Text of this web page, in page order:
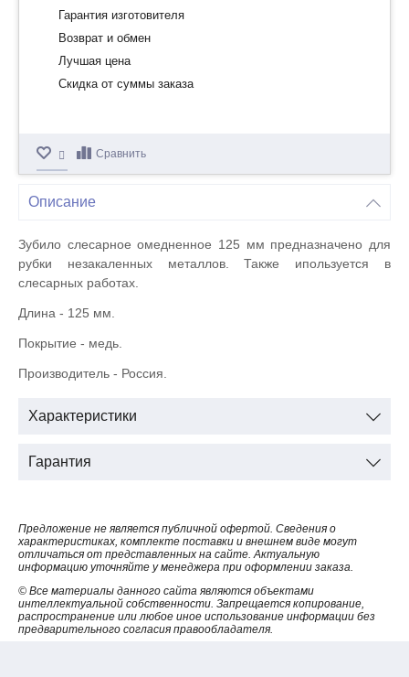
Гарантия изготовителя
Возврат и обмен
Лучшая цена
Скидка от суммы заказа
Сравнить
Описание
Зубило слесарное омедненное 125 мм предназначено для
рубки незакаленных металлов. Также ипользуется в
слесарных работах.
Длина - 125 мм.
Покрытие - медь.
Производитель - Россия.
Характеристики
Гарантия
Предложение не является публичной офертой. Сведения о
характеристиках, комплекте поставки и внешнем виде могут
отличаться от представленных на сайте. Актуальную
информацию уточняйте у менеджера при оформлении заказа.
© Все материалы данного сайта являются объектами
интеллектуальной собственности. Запрещается копирование,
распространение или любое иное использование информации без
предварительного согласия правообладателя.